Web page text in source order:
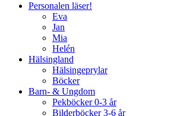
Personalen läser!
Eva
Jan
Mia
Helén
Hälsingland
Hälsingeprylar
Böcker
Barn- & Ungdom
Pekböcker 0-3 år
Bilderböcker 3-6 år